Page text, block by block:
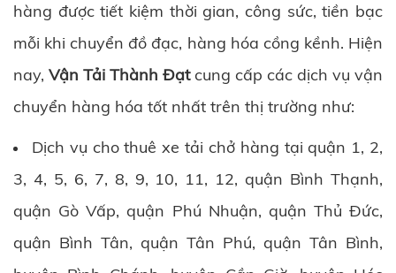
hàng được tiết kiệm thời gian, công sức, tiền bạc
mỗi khi chuyển đồ đạc, hàng hóa cồng kềnh. Hiện
nay, Vận Tải Thành Đạtcung cấp các dịch vụ vận
chuyển hàng hóa tốt nhất trên thị trường như:
Dịch vụ cho thuê xe tải chở hàng tại quận 1, 2,
3, 4, 5, 6, 7, 8, 9, 10, 11, 12, quận Bình Thạnh,
quận Gò Vấp, quận Phú Nhuận, quận Thủ Đức,
quận Bình Tân, quận Tân Phú, quận Tân Bình,